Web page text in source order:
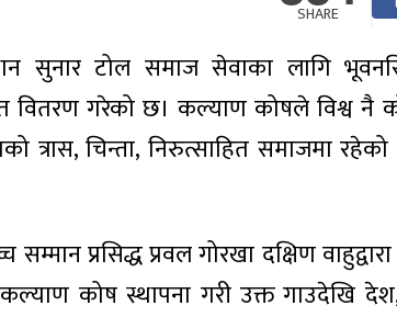
SHARE
सुनार टोल समाज सेवाका लागि
गरेको छ। कल्याण कोषले विश्व नै
त्रास, चिन्ता, निरुत्साहित समाजमा
सम्मान प्रसिद्ध प्रवल गोरखा दक्षिण
कोष स्थापना गरी उक्त गाउदेखि